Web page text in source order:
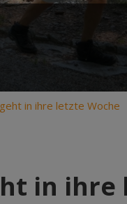
in ihre letzte Woche
in ihre